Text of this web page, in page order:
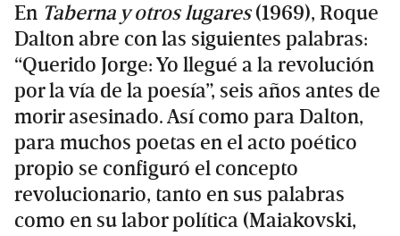
En Taberna y otros lugares(1969), Roque
Dalton abre con las siguientes palabras:
“Querido Jorge: Yo llegué a la revolución
por la vía de la poesía”, seis años antes de
morir asesinado. Así como para Dalton,
para muchos poetas en el acto poético
propio se configuró el concepto
revolucionario, tanto en sus palabras
como en su labor política (Maiakovski,